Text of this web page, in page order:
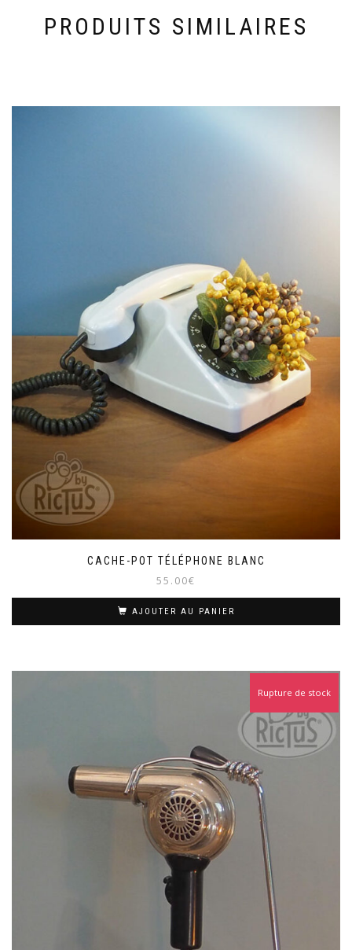
PRODUITS SIMILAIRES
CACHE-POT TÉLÉPHONE BLANC
55.00€
AJOUTER AU PANIER
Rupture de stock